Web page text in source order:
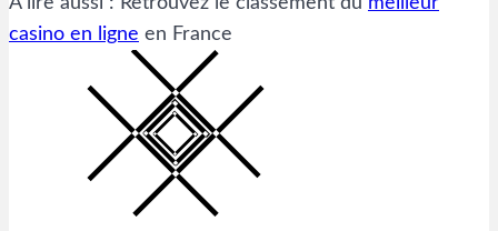
casino en ligne en France